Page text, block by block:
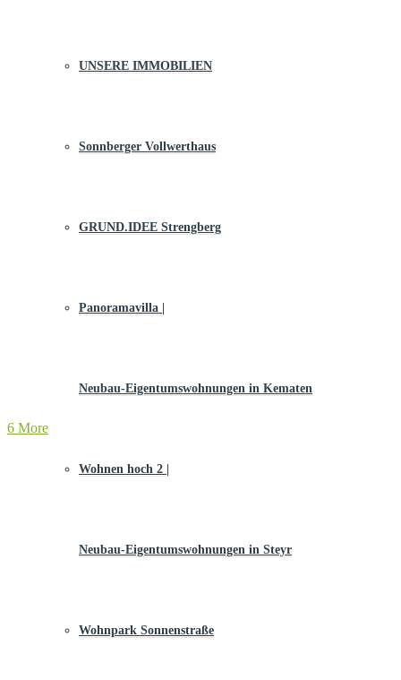
UNSERE IMMOBILIEN
Sonnberger Vollwerthaus
GRUND.IDEE Strengberg
Panoramavilla |
Neubau-Eigentums­­wohnungen in Kematen
Wohnen hoch 2 |
Neubau-Eigentumswohnungen in Steyr
Wohnpark Sonnenstraße
6 More